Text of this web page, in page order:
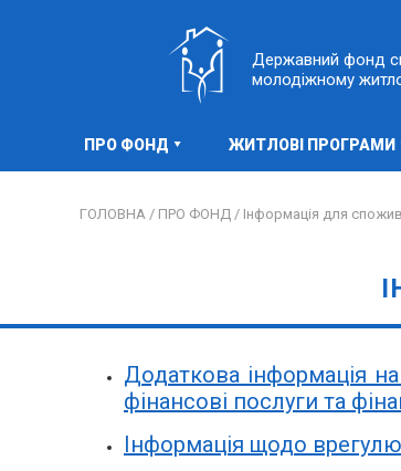
Державний фонд
молодіжному
ПРО ФОНД ЖИТЛОВІ ПРОГРАМИ
ГОЛОВНА / ПРО ФОНД / Інформація для
Додаткова інформація
фінансові послуги та
Інформація щодо